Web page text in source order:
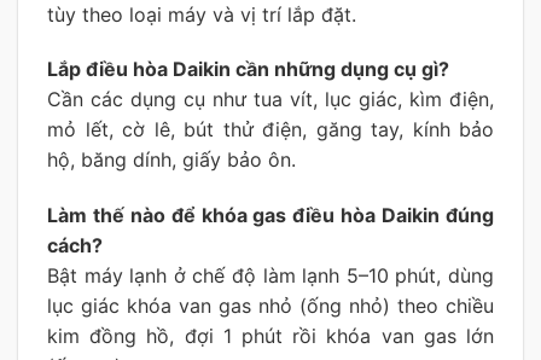
tùy theo loại máy và vị trí lắp đặt.
Lắp điều hòa Daikin cần những dụng cụ gì?
Cần các dụng cụ như tua vít, lục giác, kìm điện,
mỏ lết, cờ lê, bút thử điện, găng tay, kính bảo
hộ, băng dính, giấy bảo ôn.
Làm thế nào để khóa gas điều hòa Daikin đúng
cách?
Bật máy lạnh ở chế độ làm lạnh 5–10 phút, dùng
lục giác khóa van gas nhỏ (ống nhỏ) theo chiều
kim đồng hồ, đợi 1 phút rồi khóa van gas lớn